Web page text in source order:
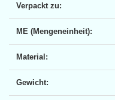
Verpackt zu:
ME (Mengeneinheit):
Material:
Gewicht: